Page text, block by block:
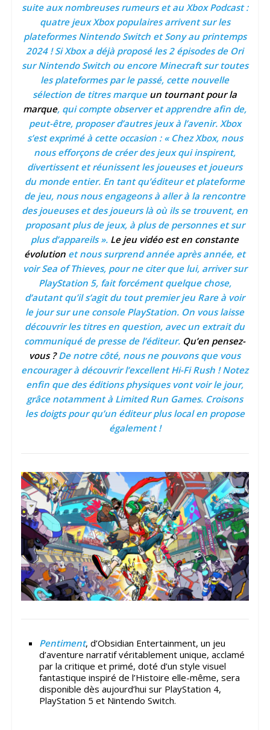
suite aux nombreuses rumeurs et au Xbox Podcast :
quatre jeux Xbox populaires arrivent sur les
plateformes Nintendo Switch et Sony au printemps
2024 ! Si Xbox a déjà proposé les 2 épisodes de Ori
sur Nintendo Switch ou encore Minecraft sur toutes
les plateformes par le passé, cette nouvelle
sélection de titres marque un tournant pour la
marque, qui compte observer et apprendre afin de,
peut-être, proposer d’autres jeux à l’avenir. Xbox
s’est exprimé à cette occasion : « Chez Xbox, nous
nous efforçons de créer des jeux qui inspirent,
divertissent et réunissent les joueuses et joueurs
du monde entier. En tant qu’éditeur et plateforme
de jeu, nous nous engageons à aller à la rencontre
des joueuses et des joueurs là où ils se trouvent, en
proposant plus de jeux, à plus de personnes et sur
plus d’appareils ». Le jeu vidéo est en constante
évolution et nous surprend année après année, et
voir Sea of Thieves, pour ne citer que lui, arriver sur
PlayStation 5, fait forcément quelque chose,
d’autant qu’il s’agit du tout premier jeu Rare à voir
le jour sur une console PlayStation. On vous laisse
découvrir les titres en question, avec un extrait du
communiqué de presse de l’éditeur. Qu’en pensez-
vous ?De notre côté, nous ne pouvons que vous
encourager à découvrir l’excellent Hi-Fi Rush ! Notez
enfin que des éditions physiques vont voir le jour,
grâce notamment à Limited Run Games. Croisons
les doigts pour qu’un éditeur plus local en propose
également !
Pentiment, d’Obsidian Entertainment, un jeu
d’aventure narratif véritablement unique, acclamé
par la critique et primé, doté d’un style visuel
fantastique inspiré de l’Histoire elle-même, sera
disponible dès aujourd’hui sur PlayStation 4,
PlayStation 5 et Nintendo Switch.